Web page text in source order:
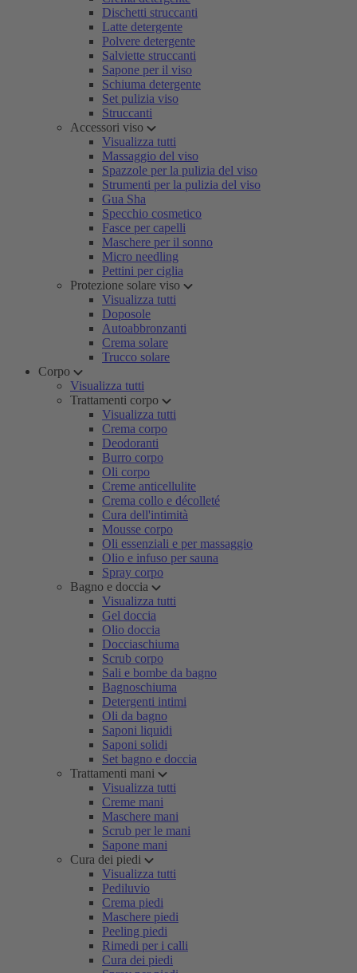
Dischetti struccanti
Latte detergente
Polvere detergente
Salviette struccanti
Sapone per il viso
Schiuma detergente
Set pulizia viso
Struccanti
Accessori viso
Visualizza tutti
Massaggio del viso
Spazzole per la pulizia del viso
Strumenti per la pulizia del viso
Gua Sha
Specchio cosmetico
Fasce per capelli
Maschere per il sonno
Micro needling
Pettini per ciglia
Protezione solare viso
Visualizza tutti
Doposole
Autoabbronzanti
Crema solare
Trucco solare
Corpo
Visualizza tutti
Trattamenti corpo
Visualizza tutti
Crema corpo
Deodoranti
Burro corpo
Oli corpo
Creme anticellulite
Crema collo e décolleté
Cura dell'intimità
Mousse corpo
Oli essenziali e per massaggio
Olio e infuso per sauna
Spray corpo
Bagno e doccia
Visualizza tutti
Gel doccia
Olio doccia
Docciaschiuma
Scrub corpo
Sali e bombe da bagno
Bagnoschiuma
Detergenti intimi
Oli da bagno
Saponi liquidi
Saponi solidi
Set bagno e doccia
Trattamenti mani
Visualizza tutti
Creme mani
Maschere mani
Scrub per le mani
Sapone mani
Cura dei piedi
Visualizza tutti
Pediluvio
Crema piedi
Maschere piedi
Peeling piedi
Rimedi per i calli
Cura dei piedi